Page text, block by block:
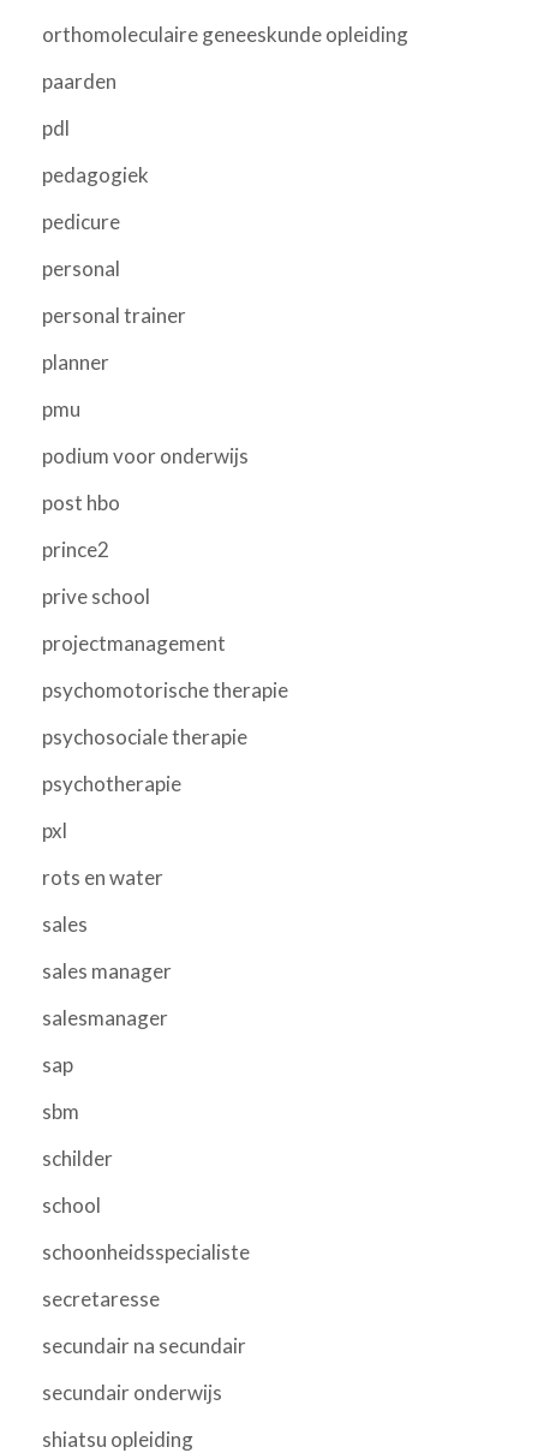
orthomoleculaire geneeskunde opleiding
paarden
pdl
pedagogiek
pedicure
personal
personal trainer
planner
pmu
podium voor onderwijs
post hbo
prince2
prive school
projectmanagement
psychomotorische therapie
psychosociale therapie
psychotherapie
pxl
rots en water
sales
sales manager
salesmanager
sap
sbm
schilder
school
schoonheidsspecialiste
secretaresse
secundair na secundair
secundair onderwijs
shiatsu opleiding